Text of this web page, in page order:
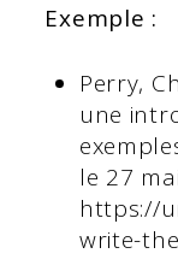
Exemple :
Perry,
une
le 27
https://
write-